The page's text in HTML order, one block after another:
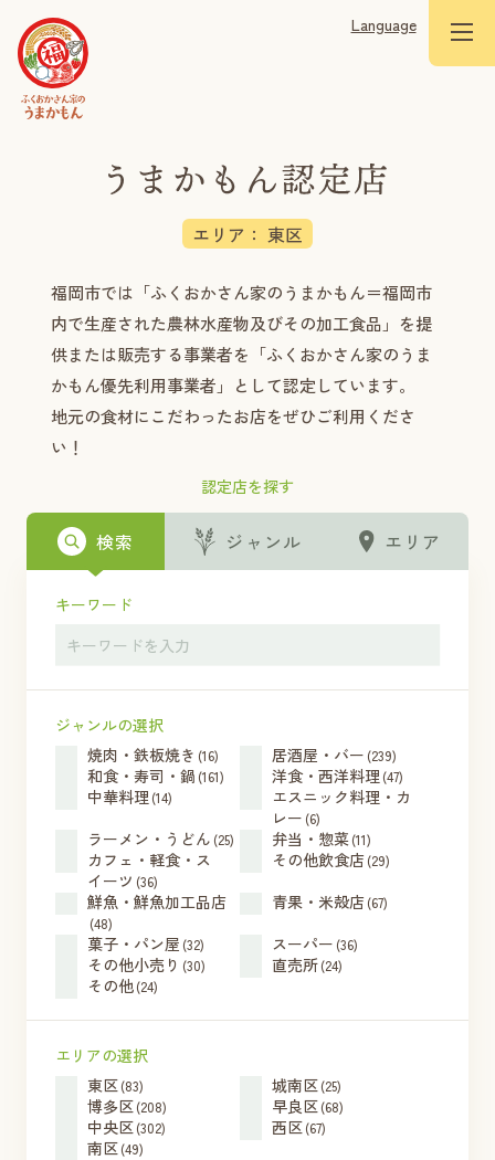
Language
エリア： 東区
福岡市では「ふくおかさん家のうまかもん＝福岡市
内で生産された農林水産物及びその加工食品」を提
供または販売する事業者を「ふくおかさん家のうま
かもん優先利用事業者」として認定しています。
地元の食材にこだわったお店をぜひご利用くださ
い！
認定店を探す
検索 ジャンル エリア
キーワード
ジャンルの選択
焼肉・鉄板焼き (16) 居酒屋・バー (239)
和食・寿司・鍋 (161) 洋食・西洋料理 (47)
中華料理 (14)
エスニック料理・カ
レー (6)
ラーメン・うどん (25) 弁当・惣菜(11)
カフェ・軽食・ス
イーツ (36)
その他飲食店(29)
鮮魚・鮮魚加工品店
(48)
青果・米殻店(67)
菓子・パン屋 (32) スーパー (36)
その他小売り (30) 直売所(24)
その他(24)
エリアの選択
東区(83) 城南区(25)
博多区(208) 早良区(68)
中央区(302) 西区(67)
南区(49)